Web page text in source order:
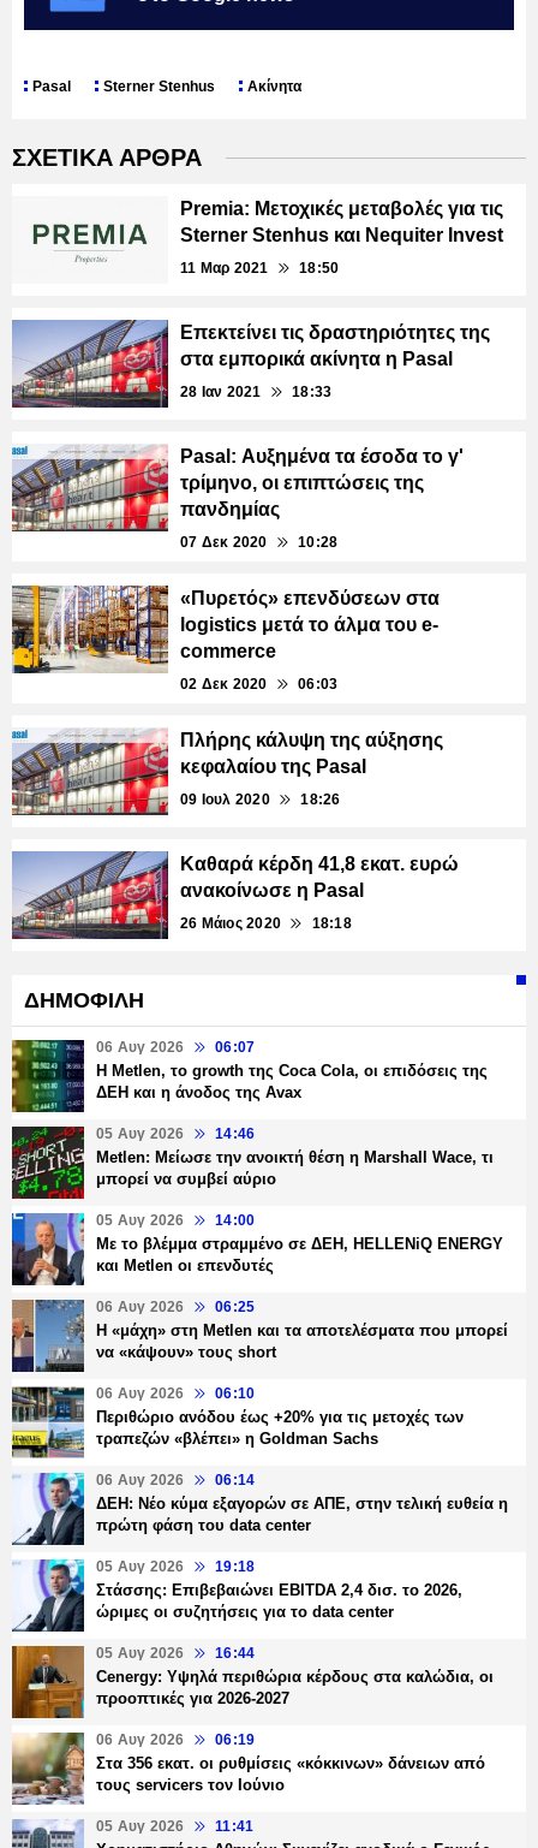
Pasal Sterner Stenhus Ακίνητα
ΣΧΕΤΙΚΑ ΑΡΘΡΑ
Premia: Μετοχικές μεταβολές για τις
Sterner Stenhus και Nequiter Invest
11 Μαρ 2021 18:50
Επεκτείνει τις δραστηριότητες της
στα εμπορικά ακίνητα η Pasal
28 Ιαν 2021 18:33
Pasal: Αυξημένα τα έσοδα το γ'
τρίμηνο, οι επιπτώσεις της
πανδημίας
07 Δεκ 2020 10:28
«Πυρετός» επενδύσεων στα
logistics μετά το άλμα του e-
commerce
02 Δεκ 2020 06:03
Πλήρης κάλυψη της αύξησης
κεφαλαίου της Pasal
09 Ιουλ 2020 18:26
Καθαρά κέρδη 41,8 εκατ. ευρώ
ανακοίνωσε η Pasal
26 Μάιος 2020 18:18
ΔΗΜΟΦΙΛΗ
06 Αυγ 2026 06:07
H Metlen, το growth της Coca Cola, οι επιδόσεις της
ΔΕΗ και η άνοδος της Avax
05 Αυγ 2026 14:46
Metlen: Μείωσε την ανοικτή θέση η Marshall Wace, τι
μπορεί να συμβεί αύριο
05 Αυγ 2026 14:00
Με το βλέμμα στραμμένο σε ΔΕΗ, HELLENiQ ENERGY
και Metlen οι επενδυτές
06 Αυγ 2026 06:25
H «μάχη» στη Metlen και τα αποτελέσματα που μπορεί
να «κάψουν» τους short
06 Αυγ 2026 06:10
Περιθώριο ανόδου έως +20% για τις μετοχές των
τραπεζών «βλέπει» η Goldman Sachs
06 Αυγ 2026 06:14
ΔΕΗ: Νέο κύμα εξαγορών σε ΑΠΕ, στην τελική ευθεία η
πρώτη φάση του data center
05 Αυγ 2026 19:18
Στάσσης: Επιβεβαιώνει EBITDA 2,4 δισ. το 2026,
ώριμες οι συζητήσεις για το data center
05 Αυγ 2026 16:44
Cenergy: Υψηλά περιθώρια κέρδους στα καλώδια, οι
προοπτικές για 2026-2027
06 Αυγ 2026 06:19
Στα 356 εκατ. οι ρυθμίσεις «κόκκινων» δάνειων από
τους servicers τον Ιούνιο
05 Αυγ 2026 11:41